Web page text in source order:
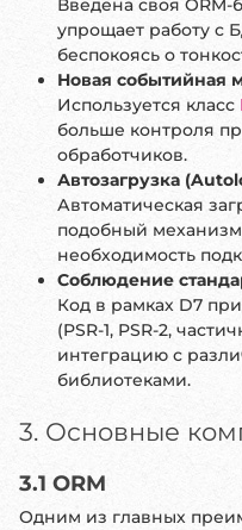
Введена своя ORM-
упрощает работу с
беспокоясь о
Новая событийная
Используется класс
больше контроля
обработчиков.
Автозагрузка
Автоматическая
подобный
необходимость
Соблюдение
Код в рамках D7
(PSR-1, PSR-2,
интеграцию с
библиотеками.
3. Основные
3.1 ORM
Одним из главных